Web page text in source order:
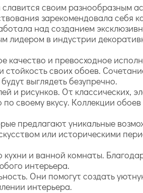
своим разнообразным
зарекомендовала себя
над созданием
лидером в индустрии
и превосходное
своих обоев.
выглядеть безупречно.
и рисунков. От классических,
своему вкусу. Коллекции
предлагают уникальные
или историческими
и ванной комнаты.
интерьера.
Они помогут создать
интерьера.